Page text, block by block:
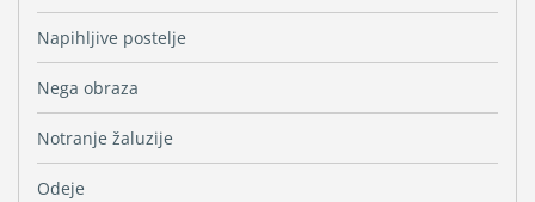
Napihljive postelje
Nega obraza
Notranje žaluzije
Odeje